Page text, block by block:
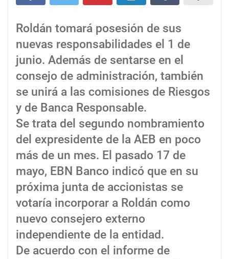
Roldán tomará posesión de sus
nuevas responsabilidades el 1 de
junio. Además de sentarse en el
consejo de administración, también
se unirá a las comisiones de Riesgos
y de Banca Responsable.
Se trata del segundo nombramiento
del expresidente de la AEB en poco
más de un mes. El pasado 17 de
mayo, EBN Banco indicó que en su
próxima junta de accionistas se
votaría incorporar a Roldán como
nuevo consejero externo
independiente de la entidad.
De acuerdo con el informe de